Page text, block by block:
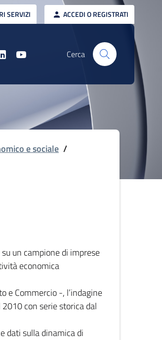
SERVIZI ACCEDI O REGISTRATI
Cerca
e sociale /
un campione di imprese
economica
e Commercio -, l’indagine
con serie storica dal
dati sulla dinamica di